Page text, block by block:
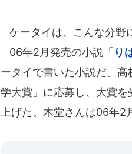
ケータイは、こんな分野
06年2月発売の小説「 り
ータイで書いた小説だ。
学大賞」に応募し、大賞
上げた。木堂さんは06年2